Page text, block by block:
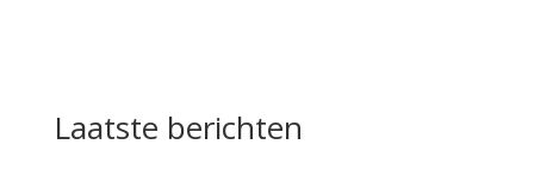
Laatste berichten